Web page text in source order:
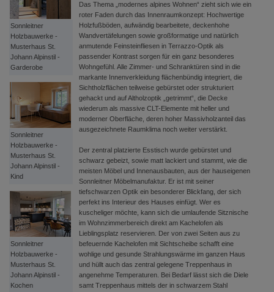
Sonnleitner
Holzbauwerke -
Musterhaus St.
Johann Alpinstil -
Garderobe
Sonnleitner
Holzbauwerke -
Musterhaus St.
Johann Alpinstil -
Kind
Sonnleitner
Holzbauwerke -
Musterhaus St.
Johann Alpinstil -
Kochen
Das Thema „modernes alpines Wohnen“ zieht sich wie ein
roter Faden durch das Innenraumkonzept: Hochwertige
Holzfußböden, aufwändig bearbeitete, deckenhohe
Wandvertäfelungen sowie großformatige und natürlich
anmutende Feinsteinfliesen in Terrazzo-Optik als
passender Kontrast sorgen für ein ganz besonderes
Wohngefühl. Alle Zimmer- und Schranktüren sind in die
markante Innenverkleidung flächenbündig integriert, die
Sichtholzflächen teilweise gebürstet oder strukturiert
gehackt und auf Altholzoptik „getrimmt“, die Decke
wiederum als massive CLT-Elemente mit heller und
moderner Oberfläche, deren hoher Massivholzanteil das
ausgezeichnete Raumklima noch weiter verstärkt.
Der zentral platzierte Esstisch wurde gebürstet und
schwarz gebeizt, sowie matt lackiert und stammt, wie die
meisten Möbel und Innenausbauten, aus der hauseigenen
Sonnleitner Möbelmanufaktur. Er ist mit seiner
tiefschwarzen Optik ein besonderer Blickfang, der sich
perfekt ins Interieur des Hauses einfügt. Wer es
kuscheliger möchte, kann sich die umlaufende Sitznische
im Wohnzimmerbereich direkt am Kachelofen als
Lieblingsplatz reservieren. Der von zwei Seiten aus zu
befeuernde Kachelofen mit Sichtscheibe schafft eine
wohlige und gesunde Strahlungswärme im ganzen Haus
und hüllt auch das zentral gelegene Treppenhaus in
angenehme Temperaturen. Bei Bedarf lässt sich die Diele
samt Treppenhaus mittels der in schwarzem Stahl